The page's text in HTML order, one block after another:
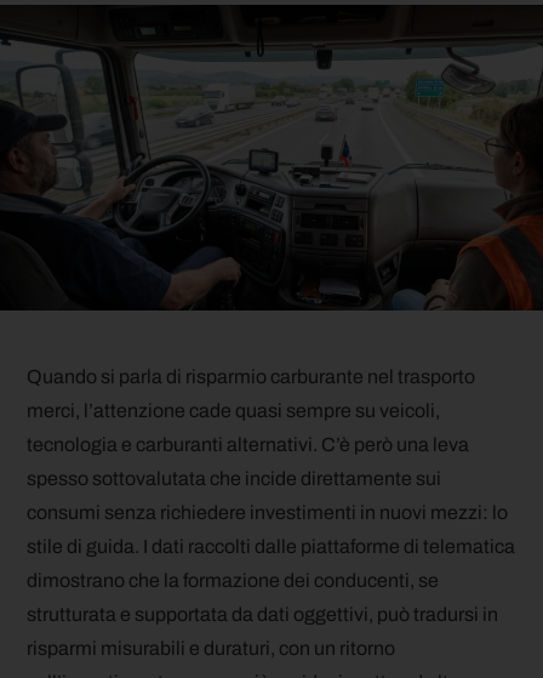
Quando si parla di risparmio carburante nel trasporto
merci, l’attenzione cade quasi sempre su veicoli,
tecnologia e carburanti alternativi. C’è però una leva
spesso sottovalutata che incide direttamente sui
consumi senza richiedere investimenti in nuovi mezzi: lo
stile di guida. I dati raccolti dalle piattaforme di telematica
dimostrano che la formazione dei conducenti, se
strutturata e supportata da dati oggettivi, può tradursi in
risparmi misurabili e duraturi, con un ritorno